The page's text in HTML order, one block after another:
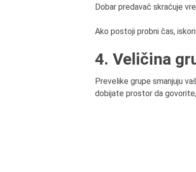
Dobar predavač skraćuje
Ako postoji probni čas,
4. Veličina
Prevelike grupe smanjuju
dobijate prostor da